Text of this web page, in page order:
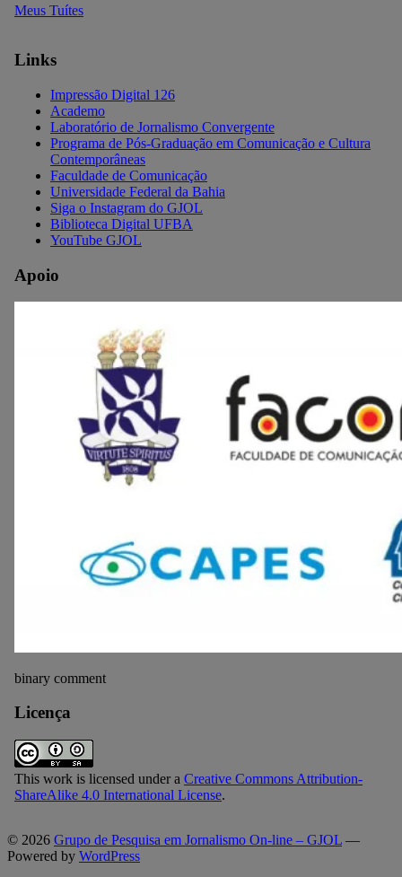
Meus Tuítes
Links
Impressão Digital 126
Academo
Laboratório de Jornalismo Convergente
Programa de Pós-Graduação em Comunicação e Cultura
Contemporâneas
Faculdade de Comunicação
Universidade Federal da Bahia
Siga o Instagram do GJOL
Biblioteca Digital UFBA
YouTube GJOL
Apoio
binary comment
Licença
This work is licensed under a Creative Commons Attribution-
ShareAlike 4.0 International License.
© 2026 Grupo de Pesquisa em Jornalismo On-line – GJOL —
Powered by WordPress